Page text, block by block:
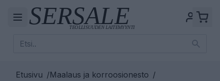
Etusivu /Maalaus ja korroosionesto /